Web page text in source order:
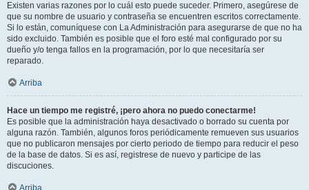
Existen varias razones por lo cuál esto puede suceder. Primero, asegúrese de
que su nombre de usuario y contraseña se encuentren escritos correctamente.
Si lo están, comuníquese con La Administración para asegurarse de que no ha
sido excluido. También es posible que el foro esté mal configurado por su
dueño y/o tenga fallos en la programación, por lo que necesitaría ser
reparado.
Arriba
Hace un tiempo me registré, ¡pero ahora no puedo conectarme!
Es posible que la administración haya desactivado o borrado su cuenta por
alguna razón. También, algunos foros periódicamente remueven sus usuarios
que no publicaron mensajes por cierto periodo de tiempo para reducir el peso
de la base de datos. Si es así, registrese de nuevo y participe de las
discuciones.
Arriba